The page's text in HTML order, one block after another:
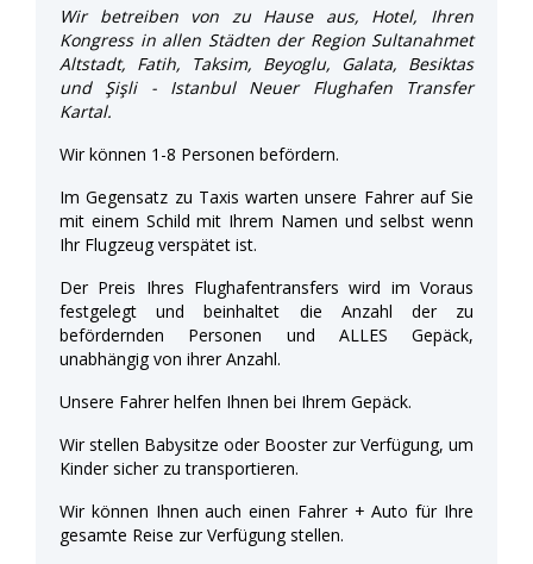
Wir betreiben von zu Hause aus, Hotel, Ihren
Kongress in allen Städten der Region Sultanahmet
Altstadt, Fatih, Taksim, Beyoglu, Galata, Besiktas
und Şişli - Istanbul Neuer Flughafen Transfer
Kartal.
Wir können 1-8 Personen befördern.
Im Gegensatz zu Taxis warten unsere Fahrer auf Sie
mit einem Schild mit Ihrem Namen und selbst wenn
Ihr Flugzeug verspätet ist.
Der Preis Ihres Flughafentransfers wird im Voraus
festgelegt und beinhaltet die Anzahl der zu
befördernden Personen und ALLES Gepäck,
unabhängig von ihrer Anzahl.
Unsere Fahrer helfen Ihnen bei Ihrem Gepäck.
Wir stellen Babysitze oder Booster zur Verfügung, um
Kinder sicher zu transportieren.
Wir können Ihnen auch einen Fahrer + Auto für Ihre
gesamte Reise zur Verfügung stellen.